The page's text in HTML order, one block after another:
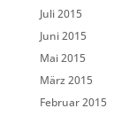
Juli 2015
Juni 2015
Mai 2015
März 2015
Februar 2015